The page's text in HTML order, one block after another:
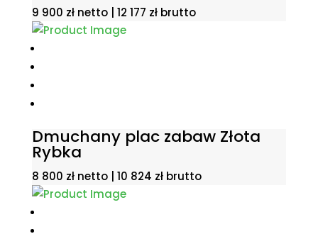
9 900 zł netto | 12 177 złbrutto
Dmuchany plac zabaw Złota
Rybka
8 800 zł netto | 10 824 złbrutto